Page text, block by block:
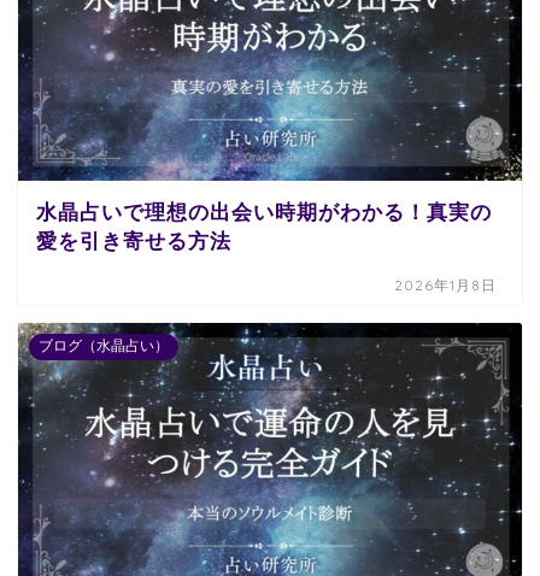
水晶占いで理想の出会い時期がわかる！真実の
愛を引き寄せる方法
2026年1月8日
ブログ（水晶占い）